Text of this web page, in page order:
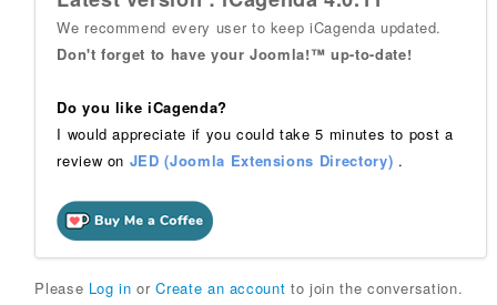
We recommend every user to keep iCagenda updated.
Don't forget to have your Joomla!™ up-to-date!
Do you like iCagenda?
I would appreciate if you could take 5 minutes to post a
review on JED (Joomla Extensions Directory) .
Please Log in orCreate an account to join the conversation.